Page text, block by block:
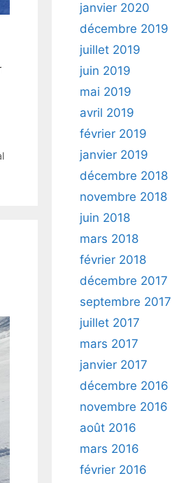
janvier 2020
décembre 2019
juillet 2019
juin 2019
mai 2019
avril 2019
février 2019
janvier 2019
décembre 2018
novembre 2018
juin 2018
mars 2018
février 2018
décembre 2017
septembre 2017
juillet 2017
mars 2017
janvier 2017
décembre 2016
novembre 2016
août 2016
mars 2016
février 2016